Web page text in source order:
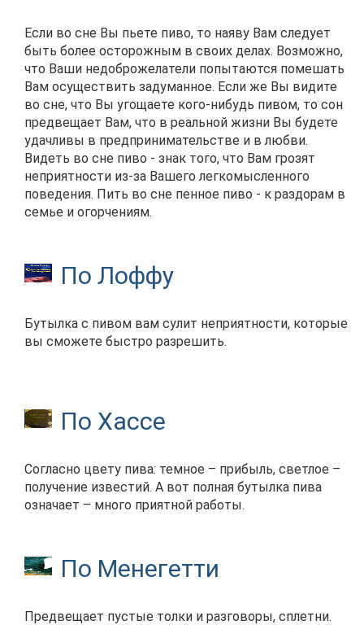
Если во сне Вы пьете пиво, то наяву Вам следует
быть более осторожным в своих делах. Возможно,
что Ваши недоброжелатели попытаются помешать
Вам осуществить задуманное. Если же Вы видите
во сне, что Вы угощаете кого-нибудь пивом, то сон
предвещает Вам, что в реальной жизни Вы будете
удачливы в предпринимательстве и в любви.
Видеть во сне пиво - знак того, что Вам грозят
неприятности из-за Вашего легкомысленного
поведения. Пить во сне пенное пиво - к раздорам в
семье и огорчениям.
По Лоффу
Бутылка с пивом вам сулит неприятности, которые
вы сможете быстро разрешить.
По Хассе
Согласно цвету пива: темное – прибыль, светлое –
получение известий. А вот полная бутылка пива
означает – много приятной работы.
По Менегетти
Предвещает пустые толки и разговоры, сплетни.